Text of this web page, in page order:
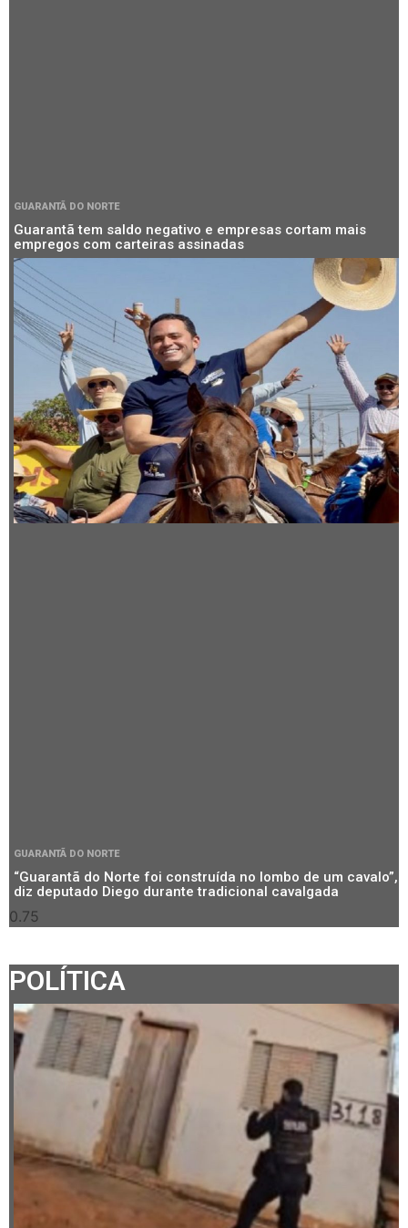
GUARANTÃ DO NORTE
Guarantã tem saldo negativo e empresas cortam mais
empregos com carteiras assinadas
GUARANTÃ DO NORTE
“Guarantã do Norte foi construída no lombo de um cavalo”,
diz deputado Diego durante tradicional cavalgada
POLÍTICA